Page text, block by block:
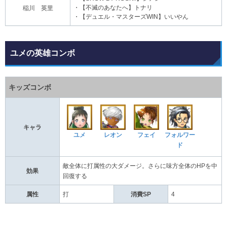
稲川 英里
・【不滅のあなたへ】トナリ
・【デュエル・マスターズWIN】いいやん
ユメの英雄コンボ
キッズコンボ
キャラ
ユメ
レオン フェイ
フォルワー
ド
効果
敵全体に打属性の大ダメージ。さらに味方全体のHPを中
回復する
属性 打 消費SP 4